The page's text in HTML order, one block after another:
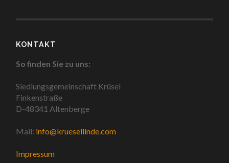
KONTAKT
So finden Sie zu uns:
Siedlungsgemeinschaft Krüsel
Finkenstraße
D-48341 Altenberge
Mail: info@kruesellinde.com
Impressum